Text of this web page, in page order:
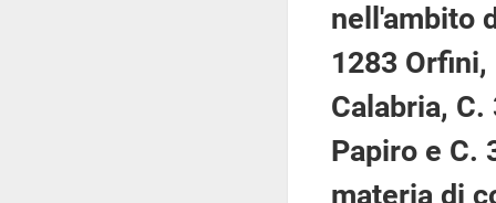
nell'ambito
1283
Calabria,
Papiro e C.
materia di